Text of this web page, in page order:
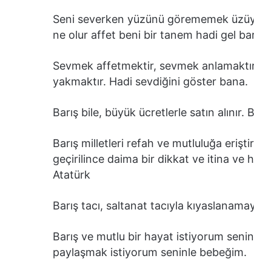
Seni severken yüzünü görememek
ne olur affet beni bir tanem hadi gel
Sevmek affetmektir, sevmek
yakmaktır. Hadi sevdiğini göster bana.
Barış bile, büyük ücretlerle satın alınır.
Barış milletleri refah ve mutluluğa
geçirilince daima bir dikkat ve itina ve
Atatürk
Barış tacı, saltanat tacıyla
Barış ve mutlu bir hayat istiyorum
paylaşmak istiyorum seninle bebeğim.